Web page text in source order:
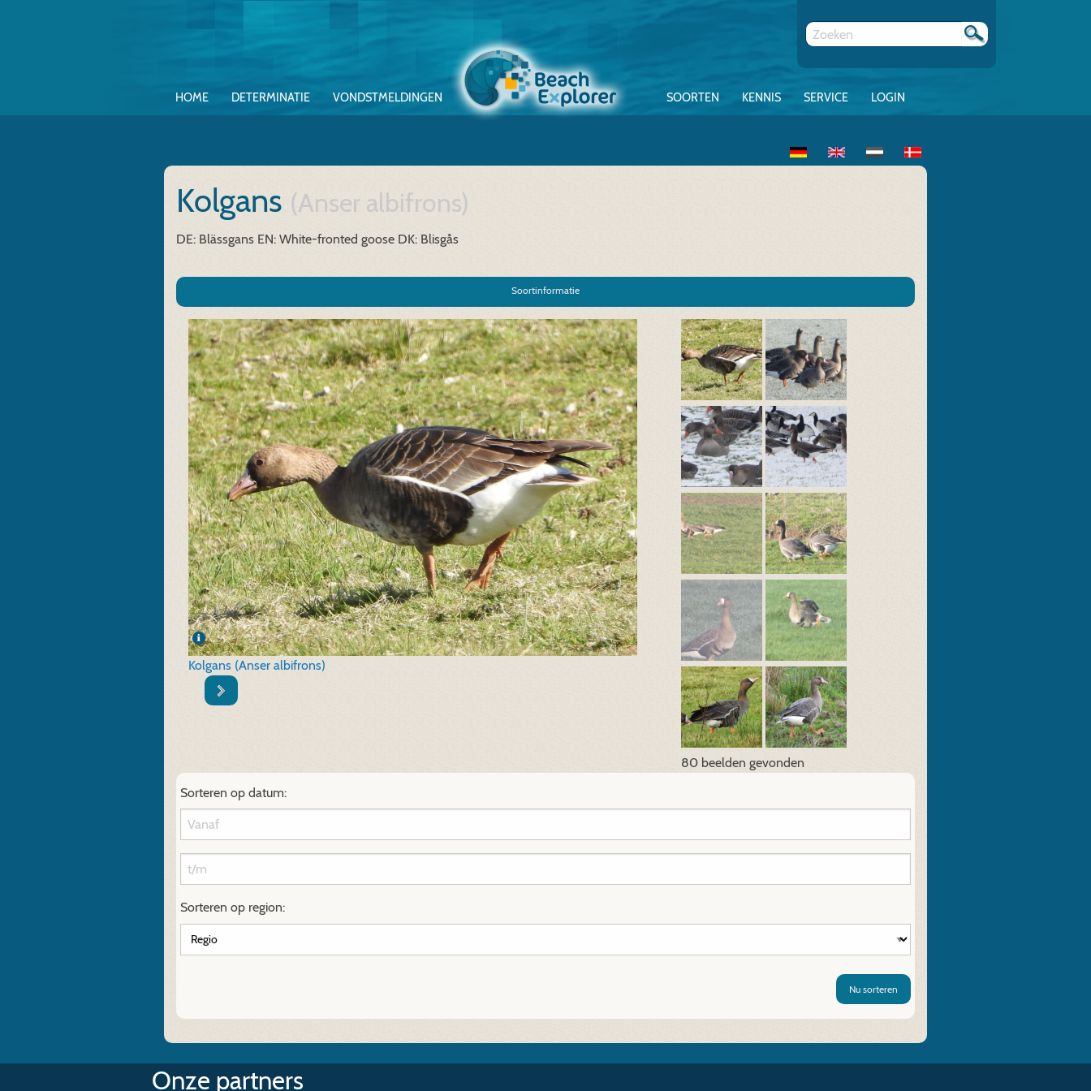
HOME DETERMINATIE VONDSTMELDINGEN SOORTEN KENNIS SERVICE LOGIN
Kolgans (Anser albifrons)
DE: Blässgans EN: White-fronted goose DK: Blisgås
Soortinformatie
Kolgans (Anser albifrons)
80 beelden gevonden
Sorteren op datum:
Sorteren op region:
Nu sorteren
Onze partners